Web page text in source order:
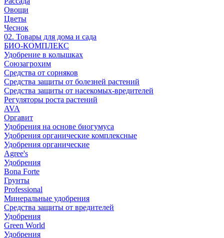
Овощи
Цветы
Чеснок
02. Товары для дома и сада
БИО-КОМПЛЕКС
Удобрение в колышках
Союзагрохим
Средства от сорняков
Средства защиты от болезней растений
Средства защиты от насекомых-вредителей
Регуляторы роста растений
AVA
Оргавит
Удобрения на основе биогумуса
Удобрения органические комплексные
Удобрения органические
Agree's
Удобрения
Bona Forte
Грунты
Professional
Минеральные удобрения
Средства защиты от вредителей
Удобрения
Green World
Удобрения